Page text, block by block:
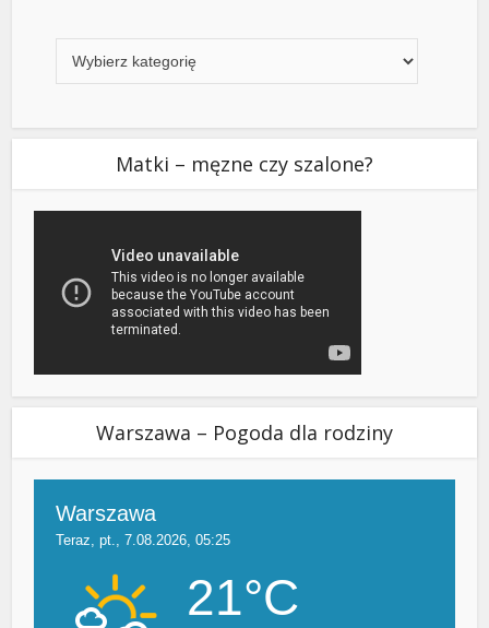
Matki – męzne czy szalone?
Warszawa – Pogoda dla rodziny